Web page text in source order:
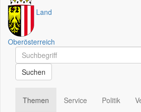
Land
Oberösterreich
Schnellsuche
Schnellsuche
Suchen
Themen
Service
Politik